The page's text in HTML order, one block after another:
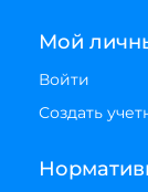
Мой
Войти
Создать